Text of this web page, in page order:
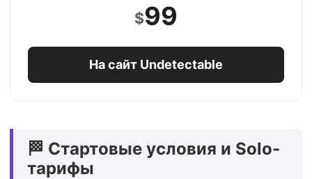
$99
На сайт Undetectable
🏁 Стартовые условия и Solo-
тарифы